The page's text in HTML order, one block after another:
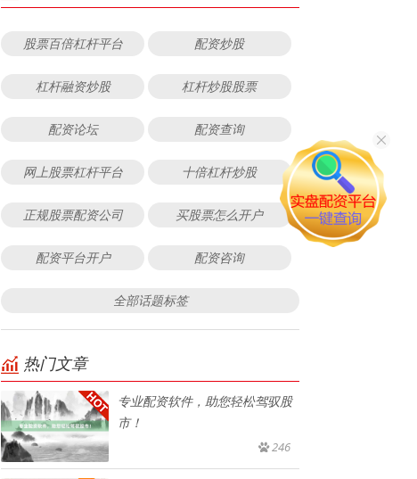
股票百倍杠杆平台 配资炒股
杠杆融资炒股 杠杆炒股股票
配资论坛 配资查询
网上股票杠杆平台 十倍杠杆炒股
正规股票配资公司 买股票怎么开户
配资平台开户 配资咨询
全部话题标签
热门文章
专业配资软件，助您轻松驾驭股
市！
246